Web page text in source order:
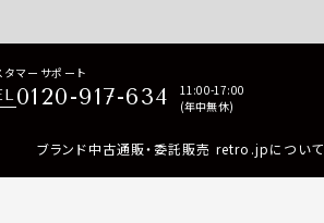
タマーサポート
0120-917-634
11:00-17:00
(年中無休)
ブランド中古通販・委託販売 retro.jpについて